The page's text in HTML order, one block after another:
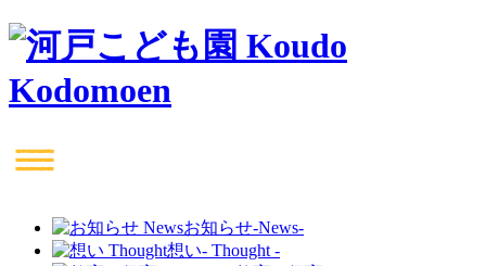
お知らせ-News-
想い- Thought -